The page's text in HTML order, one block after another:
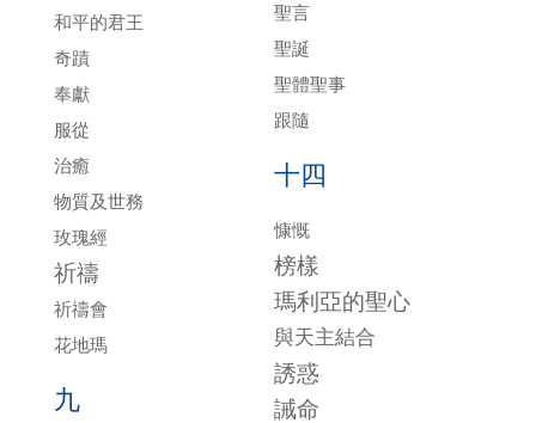
和平的君王
奇蹟
奉獻
服從
治癒
物質及世務
玫瑰經
祈禱
祈禱會
花地瑪
九
聖言
聖誕
聖體聖事
跟隨
十四
慷慨
榜樣
瑪利亞的聖心
與天主結合
誘惑
誡命